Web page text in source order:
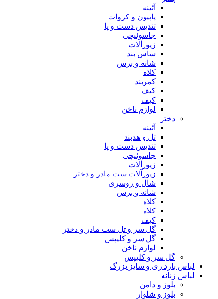
آئینه
پاپیون و کروات
تندیس دست و پا
جاسوئیچی
زیورآلات
ساس بند
شانه و برس
کلاه
کمربند
کیف
کیف
لوازم ناخن
دختر
آئینه
تل و هدبند
تندیس دست و پا
جاسوئیچی
زیورآلات
زیورآلات ست مادر و دختر
شال و روسری
شانه و برس
کلاه
کلاه
کیف
گل سر و تل ست مادر و دختر
گل سر و کلیپس
لوازم ناخن
گل سر و کلیپس
لباس بارداری و سایز بزرگ
لباس زنانه
بلوز و دامن
بلوز و شلوار